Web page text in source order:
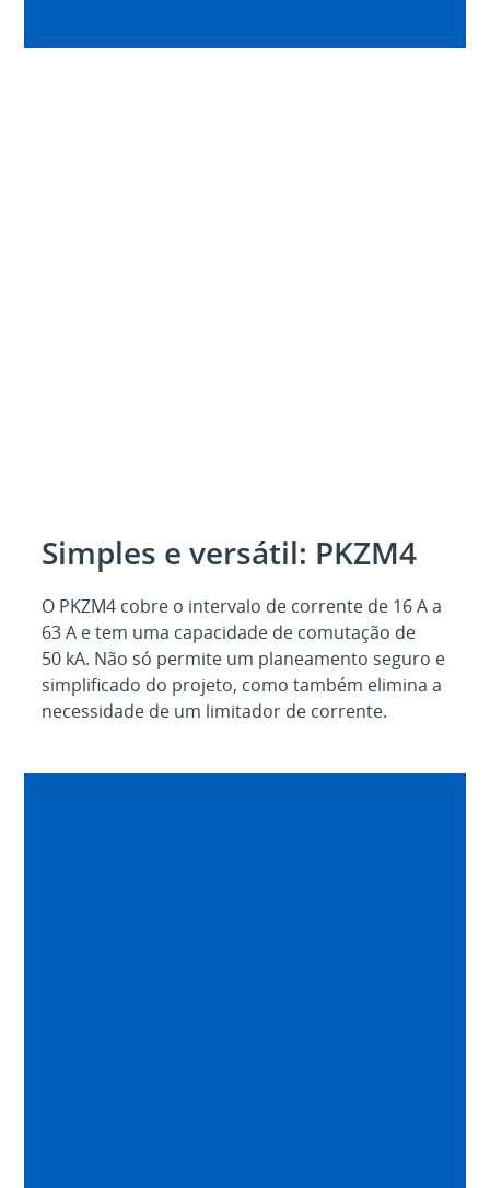
Simples e versátil: PKZM4
O PKZM4 cobre o intervalo de corrente de 16 A a
63 A e tem uma capacidade de comutação de
50 kA. Não só permite um planeamento seguro e
simplificado do projeto, como também elimina a
necessidade de um limitador de corrente.